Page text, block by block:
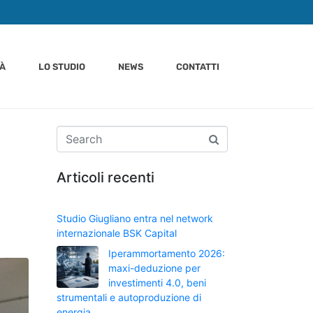
LO STUDIO NEWS CONTATTI
Articoli recenti
Studio Giugliano entra nel network
internazionale BSK Capital
Iperammortamento 2026:
maxi-deduzione per
investimenti 4.0, beni
strumentali e autoproduzione di